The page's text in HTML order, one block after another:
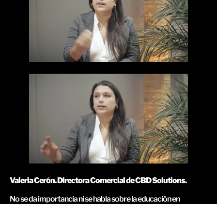
Valeria Cerón. Directora Comercial de CBD Solutions.
No se da importancia ni se habla sobre la educación en